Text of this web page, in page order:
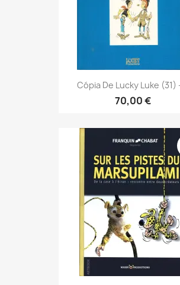
Cópia De Lucky Luke (31)
70,00 €